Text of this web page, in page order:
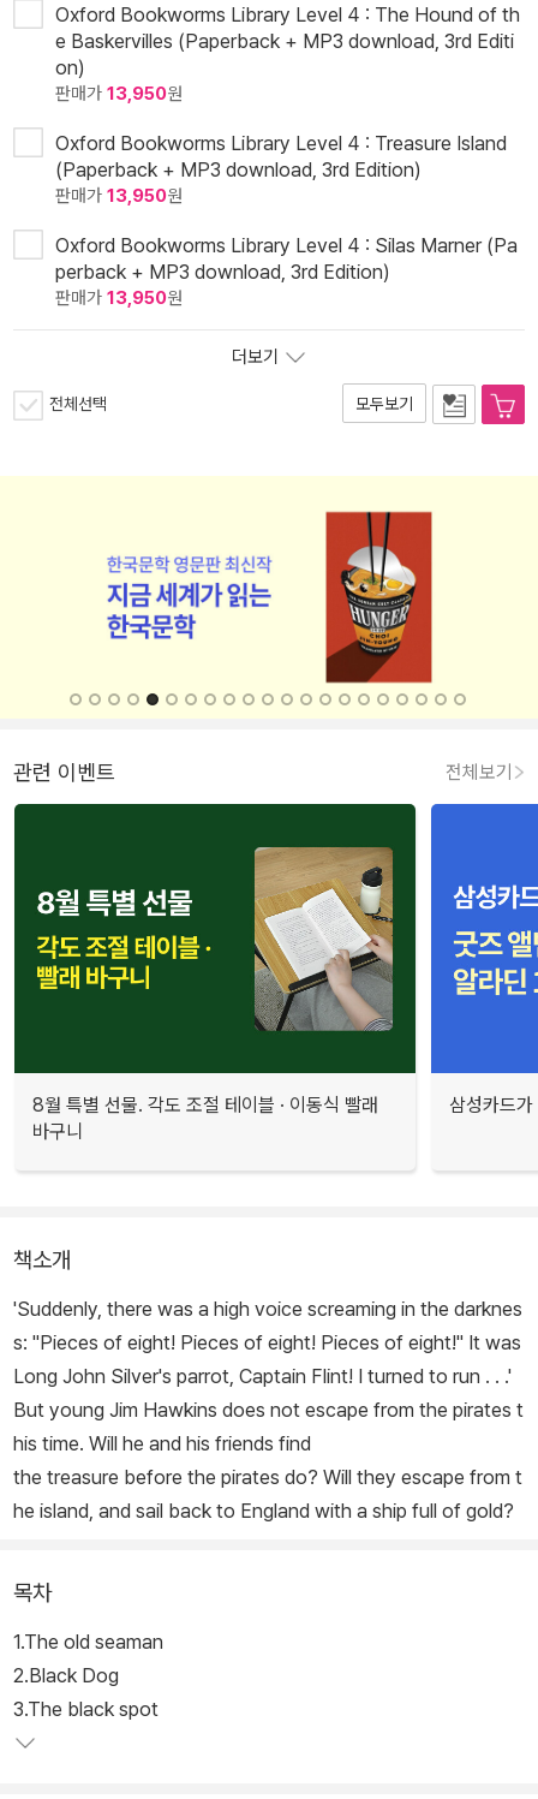
Oxford Bookworms Library Level 4 : The Hound of th
e Baskervilles (Paperback + MP3 download, 3rd Editi
on)
판매가 13,950원
Oxford Bookworms Library Level 4 : Treasure Island
(Paperback + MP3 download, 3rd Edition)
판매가 13,950원
Oxford Bookworms Library Level 4 : Silas Marner (Pa
perback + MP3 download, 3rd Edition)
판매가 13,950원
더보기
전체선택 모두보기
관련 이벤트 전체보기
8월 특별 선물. 각도 조절 테이블 · 이동식 빨래
바구니
삼성카드
책소개
'Suddenly, there was a high voice screaming in the darknes
s: "Pieces of eight! Pieces of eight! Pieces of eight!" It was
Long John Silver's parrot, Captain Flint! I turned to run . . .'
But young Jim Hawkins does not escape from the pirates t
his time. Will he and his friends find
the treasure before the pirates do? Will they escape from t
he island, and sail back to England with a ship full of gold?
목차
1.The old seaman
2.Black Dog
3.The black spot